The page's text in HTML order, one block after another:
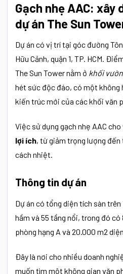
Gạch nhẹ AAC: xây
dự án The Sun
Dự án có vị trí tại góc đường
Hữu Cảnh, quận 1, TP. HCM.
The Sun Tower nằm ở khối
hét sức độc đáo, có một không
kiến trúc mới của các khối văn
Việc sử dụng gạch nhẹ AAC
lợi ích, từ giảm trọng lượng
cách nhiệt.
Thông tin dự án
Dự án có tổng diện tích sàn trên
hầm và 55 tầng nổi, trong đó có
phòng hạng A và 20.000 m2
Đây là nơi cho nhiều doanh
muốn tìm một không gian văn